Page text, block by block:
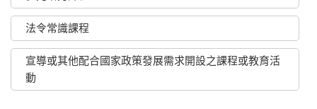
法令常識課程
宣導或其他配合國家政策發展需求開設之課程或教育活
動